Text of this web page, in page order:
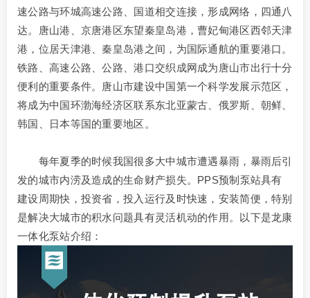
速公路与环城高速公路、国道相交连接，形成网络，四通八
达。唐山港、京唐港区东望秦皇岛港，曹妃甸港区西邻天津
港，位居天津港、秦皇岛港之间，为国际通航的重要港口。
铁路、高速公路、公路、港口交织成网成为唐山市出行十分
便利的重要条件。唐山市建设中国第一个科学发展示范区，
将成为中国环渤海经济区联系东北亚蒙古、俄罗斯、朝鲜、
韩国、日本等国的重要地区。
每年夏季的时候我国很多大中城市遭遇暴雨，暴雨后引
发的城市内涝及造成的生命财产损失。PPS预制泵站具有
建设周期快，投资省，投入运行及时快速，安装简便，特别
是解决大城市的积水问题具有灵活机动的作用。以下是龙康
一体化泵站介绍：